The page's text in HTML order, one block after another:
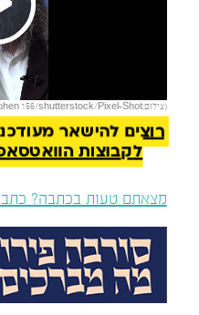
(צילום:David Cohen 156/shutterstock/Pixel-Shot/ערוץ 2000)
רוצים להישאר
לקבוצות הוואטסאפ של
מצאתם טעות בכתבה?